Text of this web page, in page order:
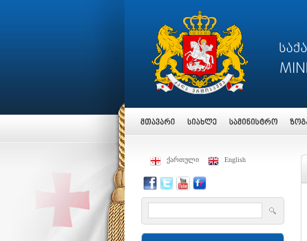
ქართული English